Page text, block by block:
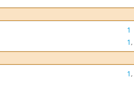
1
1,
1,